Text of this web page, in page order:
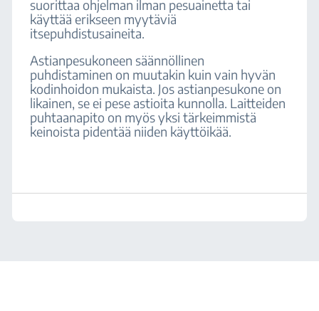
suorittaa ohjelman ilman pesuainetta tai
käyttää erikseen myytäviä
itsepuhdistusaineita.
Astianpesukoneen säännöllinen
puhdistaminen on muutakin kuin vain hyvän
kodinhoidon mukaista. Jos astianpesukone on
likainen, se ei pese astioita kunnolla. Laitteiden
puhtaanapito on myös yksi tärkeimmistä
keinoista pidentää niiden käyttöikää.